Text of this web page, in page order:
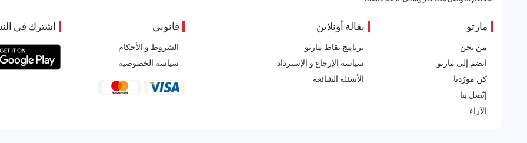
مارتو
من نحن
انضم إلى مارتو
كن مورّدنا
إتّصل بنا
الآراء
بقالة أونلاين
برنامج نقاط مارتو
سياسة الإرجاع و الإسترداد
الأسئلة الشائعة
قانوني
الشروط و الأحكام
سياسة الخصوصية
اشترك في